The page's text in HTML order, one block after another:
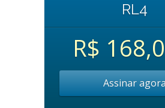
RL4
R$
Assinar agora